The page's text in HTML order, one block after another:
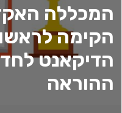
המכללה
הקימה
הדיקאנט
ההוראה